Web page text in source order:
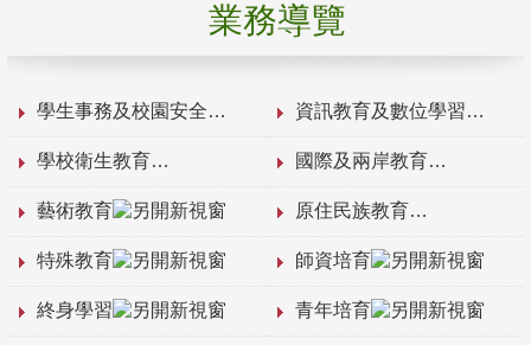
業務導覽
學生事務及校園安全 資訊教育及數位學習
學校衛生教育 國際及兩岸教育
藝術教育 原住民族教育
特殊教育 師資培育
終身學習 青年培育